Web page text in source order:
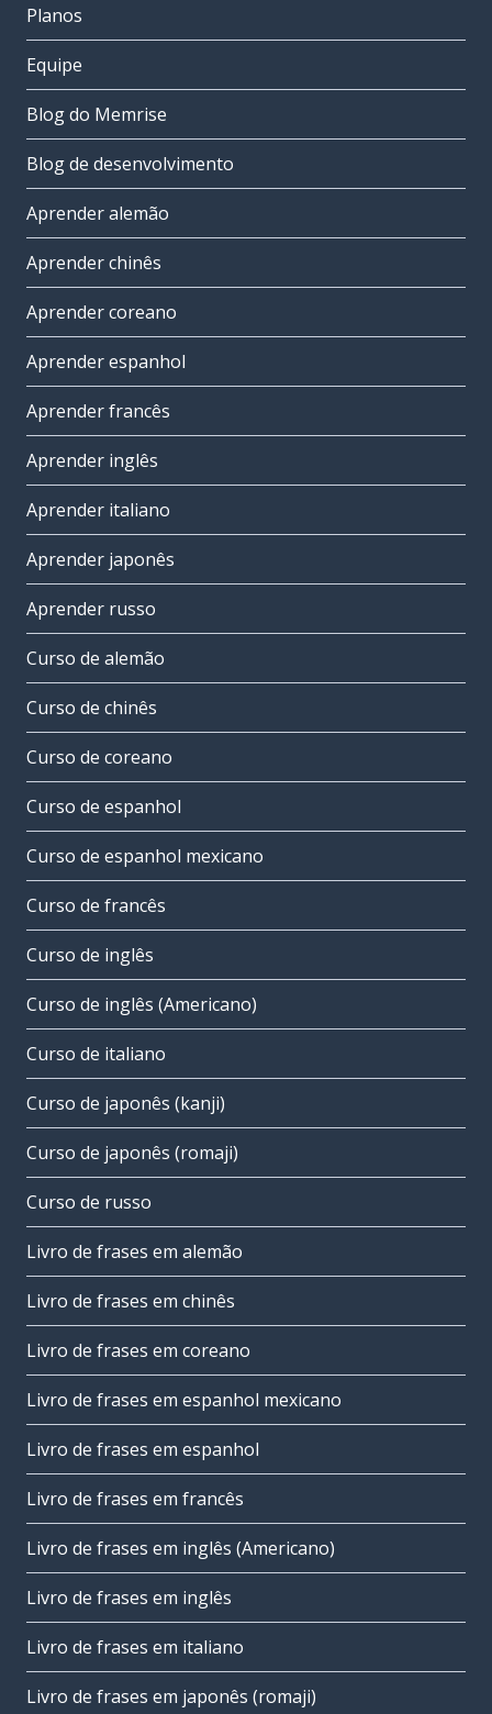
Planos
Equipe
Blog do Memrise
Blog de desenvolvimento
Aprender alemão
Aprender chinês
Aprender coreano
Aprender espanhol
Aprender francês
Aprender inglês
Aprender italiano
Aprender japonês
Aprender russo
Curso de alemão
Curso de chinês
Curso de coreano
Curso de espanhol
Curso de espanhol mexicano
Curso de francês
Curso de inglês
Curso de inglês (Americano)
Curso de italiano
Curso de japonês (kanji)
Curso de japonês (romaji)
Curso de russo
Livro de frases em alemão
Livro de frases em chinês
Livro de frases em coreano
Livro de frases em espanhol mexicano
Livro de frases em espanhol
Livro de frases em francês
Livro de frases em inglês (Americano)
Livro de frases em inglês
Livro de frases em italiano
Livro de frases em japonês (romaji)